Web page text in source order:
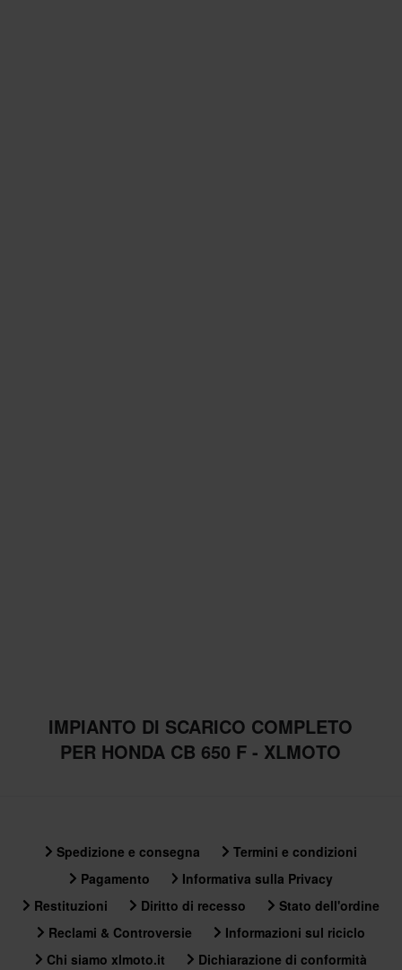
IMPIANTO DI SCARICO COMPLETO
PER HONDA CB 650 F - XLMOTO
Spedizione e consegna
Termini e condizioni
Pagamento
Informativa sulla Privacy
Restituzioni
Diritto di recesso
Stato dell'ordine
Reclami & Controversie
Informazioni sul riciclo
Chi siamo xlmoto.it
Dichiarazione di conformità